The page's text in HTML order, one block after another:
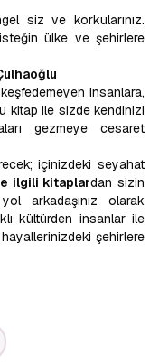
siz ve korkularınız.
ülke ve şehirlere
insanlara,
kitap ile sizde kendinizi
gezmeye cesaret
içinizdeki seyahat
ilgili kitaplardan sizin
arkadaşınız olarak
kültürden insanlar ile
şehirlere